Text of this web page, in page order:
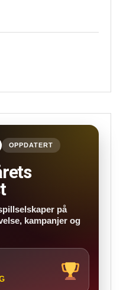
OPPDATERT
på
kampanjer og